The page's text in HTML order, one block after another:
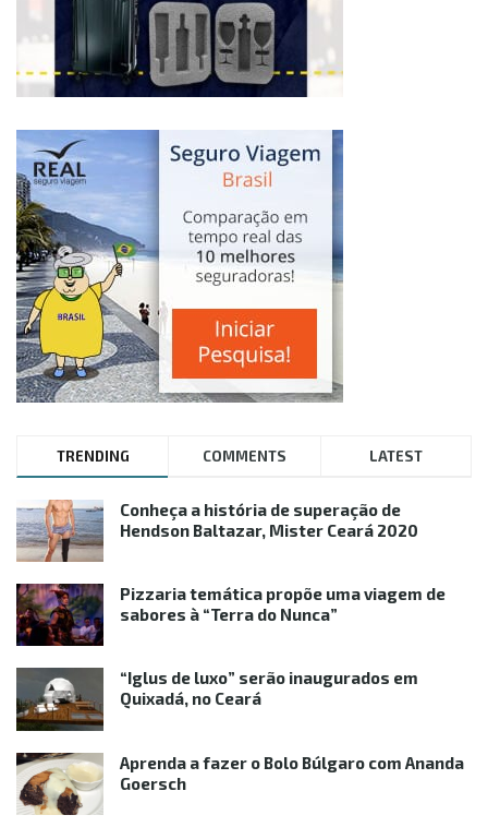
TRENDING COMMENTS LATEST
Conheça a história de superação de
Hendson Baltazar, Mister Ceará 2020
Pizzaria temática propõe uma viagem de
sabores à “Terra do Nunca”
“Iglus de luxo” serão inaugurados em
Quixadá, no Ceará
Aprenda a fazer o Bolo Búlgaro com Ananda
Goersch